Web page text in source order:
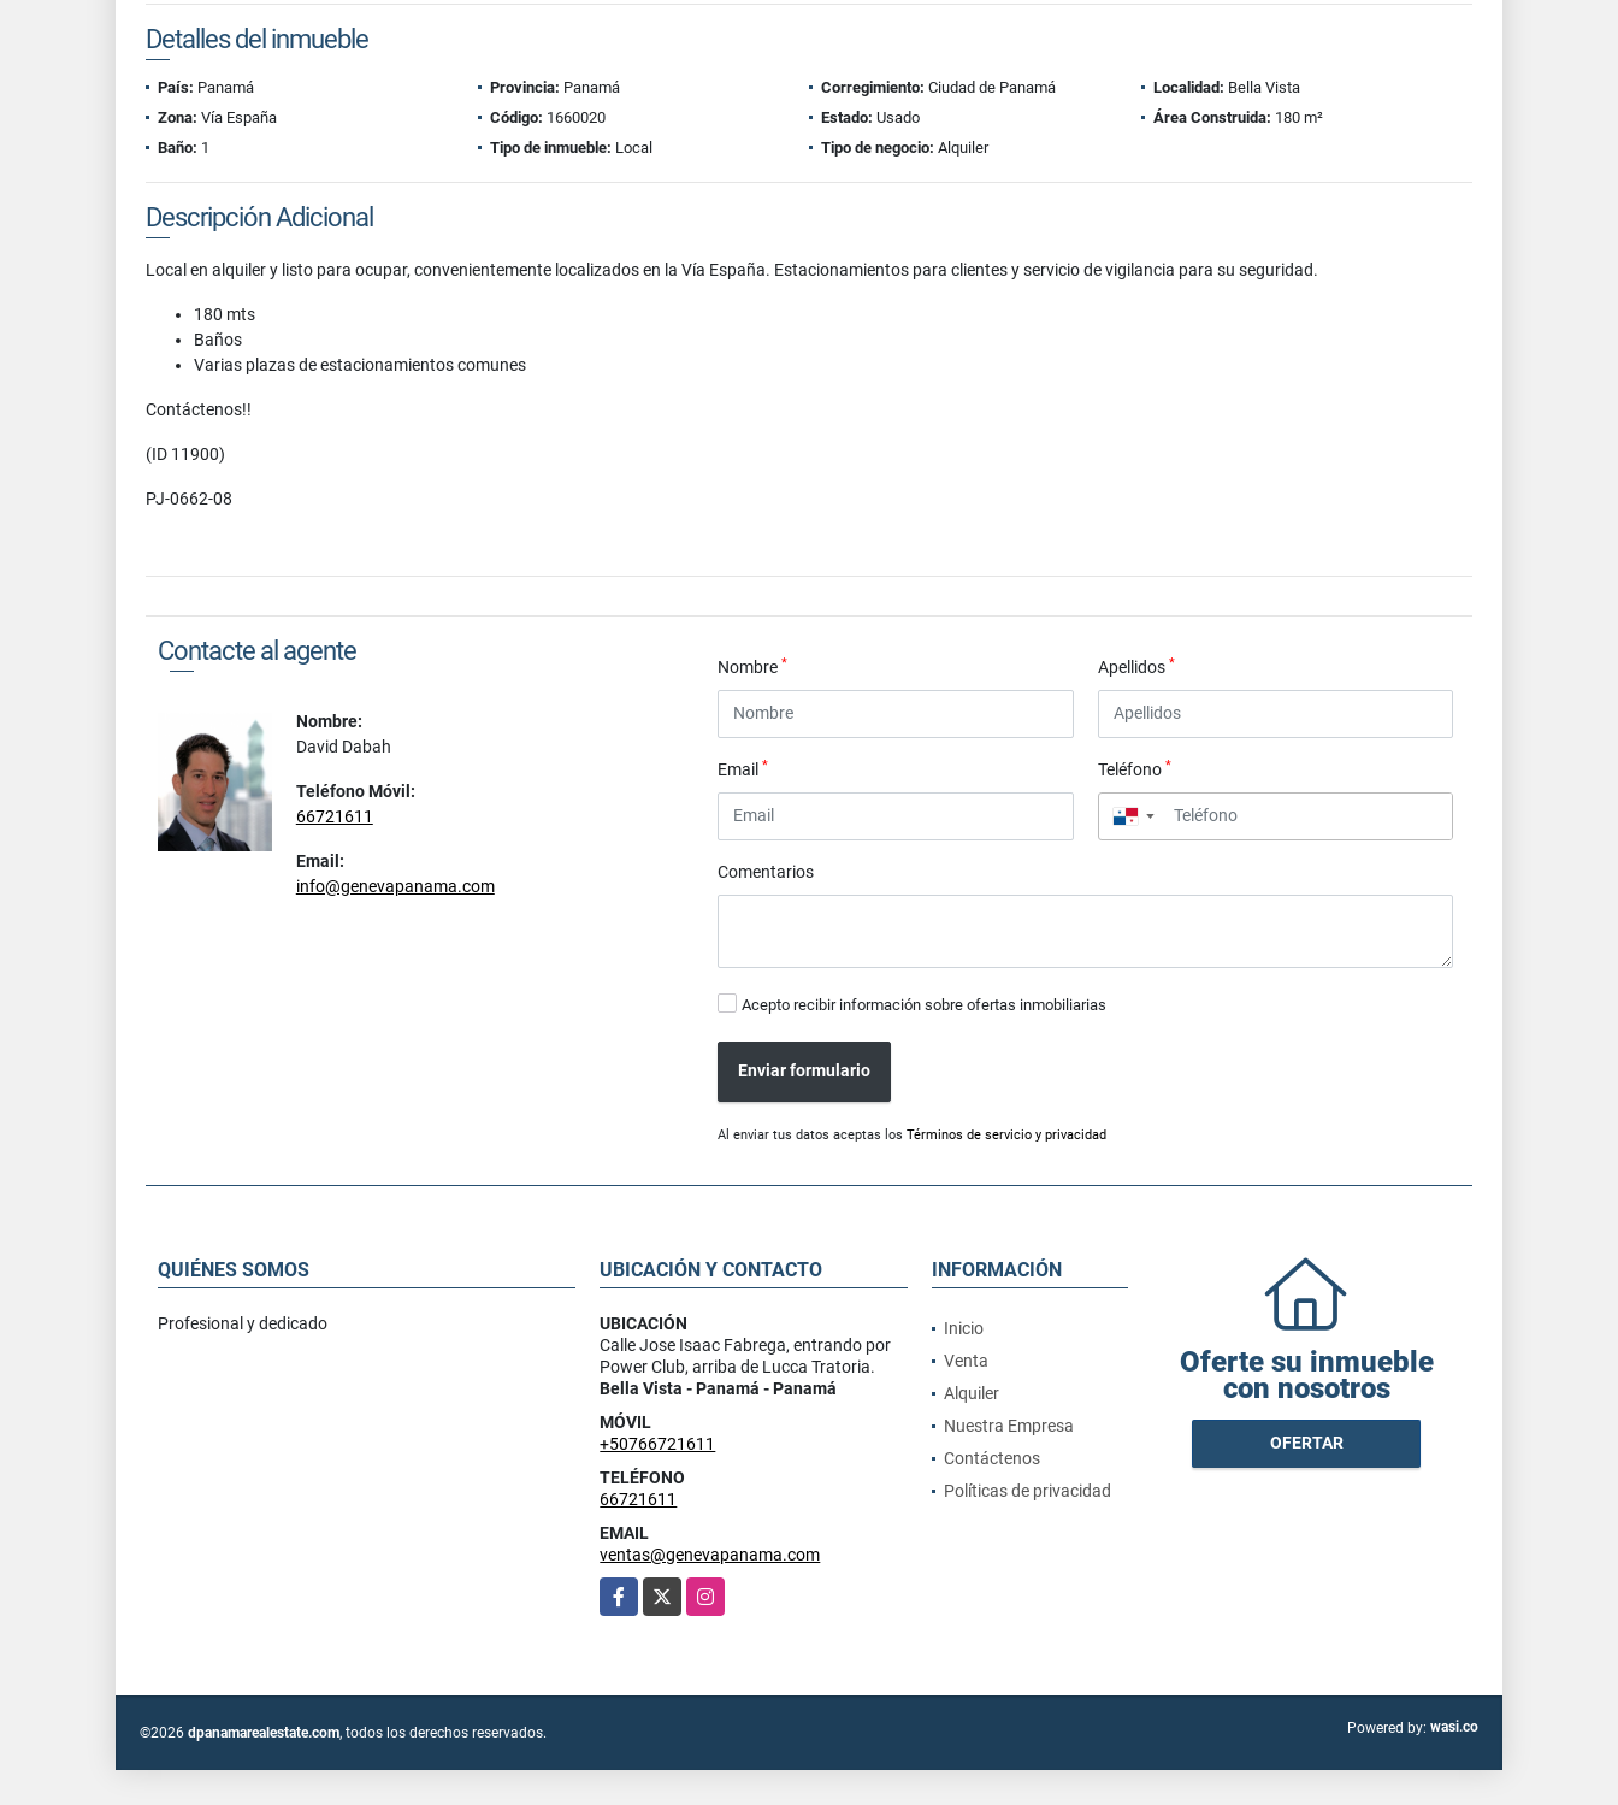
Detalles del inmueble
País: Panamá Provincia: Panamá Corregimiento: Ciudad de Panamá Localidad: Bella Vista
Zona: Vía España Código: 1660020 Estado: Usado Área Construida: 180 m²
Baño: 1 Tipo de inmueble: Local Tipo de negocio: Alquiler
Descripción Adicional
Local en alquiler y listo para ocupar, convenientemente localizados en la Vía España. Estacionamientos para clientes y servicio de vigilancia para su seguridad.
180 mts
Baños
Varias plazas de estacionamientos comunes
Contáctenos!!
(ID 11900)
PJ-0662-08
Contacte al agente
Nombre:
David Dabah
Teléfono Móvil:
66721611
Email:
info@genevapanama.com
Nombre* Apellidos *
Email* Teléfono *
▼
Comentarios
Acepto recibir información sobre ofertas inmobiliarias
Enviar formulario
Al enviar tus datos aceptas losTérminos de servicio y privacidad
QUIÉNES SOMOS
Profesional y dedicado
UBICACIÓN Y CONTACTO
UBICACIÓN
Calle Jose Isaac Fabrega, entrando por
Power Club, arriba de Lucca Tratoria.
Bella Vista - Panamá - Panamá
MÓVIL
+50766721611
TELÉFONO
66721611
EMAIL
ventas@genevapanama.com
Facebook
X Instagram
INFORMACIÓN
Inicio
Venta
Alquiler
Nuestra Empresa
Contáctenos
Políticas de privacidad
Oferte su inmueble
con nosotros
OFERTAR
©2026 dpanamarealestate.com, todos los derechos reservados. Powered by: wasi.co